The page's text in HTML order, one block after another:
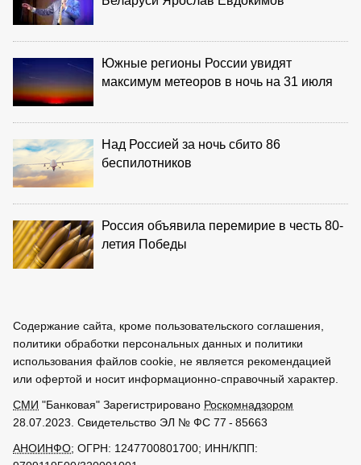
Южные регионы России увидят
максимум метеоров в ночь на 31 июля
Над Россией за ночь сбито 86
беспилотников
Россия объявила перемирие в честь 80-
летия Победы
Содержание сайта, кроме пользовательского соглашения,
политики обработки персональных данных и политики
использования файлов cookie, не является рекомендацией
или офертой и носит информационно-справочный характер.
СМИ "Банковая" Зарегистрировано Роскомнадзором
28.07.2023. Свидетельство ЭЛ № ФС 77 - 85663
АНОИНФО; ОГРН: 1247700801700; ИНН/КПП: